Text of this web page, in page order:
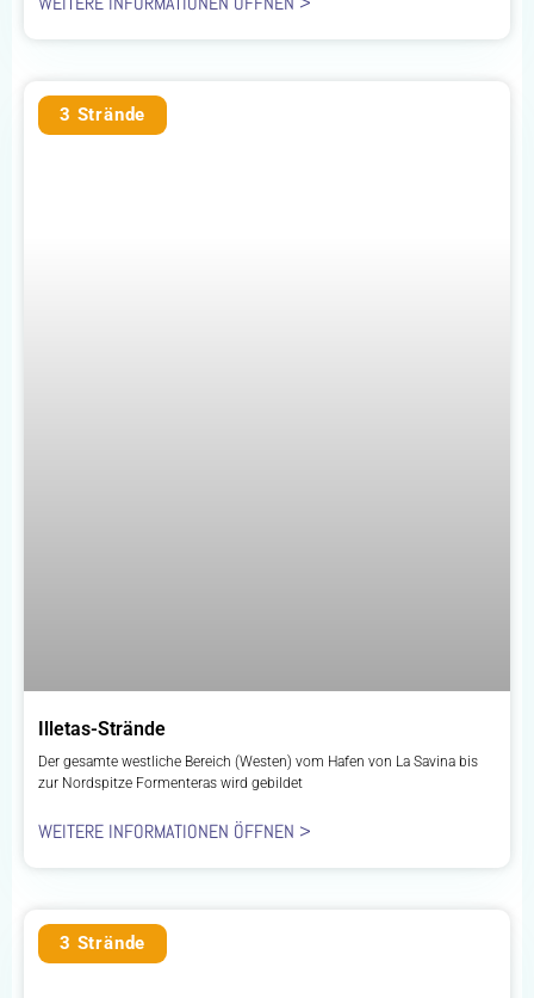
3 Strände
Illetas-Strände
Der gesamte westliche Bereich (Westen) vom Hafen von La Savina bis
zur Nordspitze Formenteras wird gebildet
WEITERE INFORMATIONEN ÖFFNEN >
3 Strände